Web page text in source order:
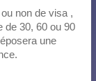
non de visa ,
de 30, 60 ou 90
une